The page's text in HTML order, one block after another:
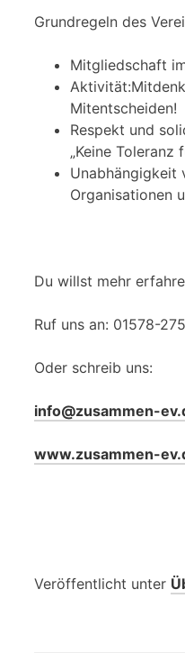
Grundregeln des
Mitgliedschaft
Mitentscheiden!
Respekt und
„Keine Toleranz
Unabhängigkeit
Organisationen
Du willst mehr
Ruf uns an: 01578-
Oder schreib uns:
info@zusammen-
www.zusammen-
Veröffentlicht unter